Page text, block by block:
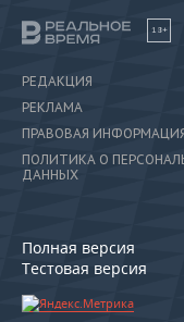
18+
РЕДАКЦИЯ
РЕКЛАМА
ПРАВОВАЯ
ПОЛИТИКА О
ДАННЫХ
Полная версия
Тестовая версия